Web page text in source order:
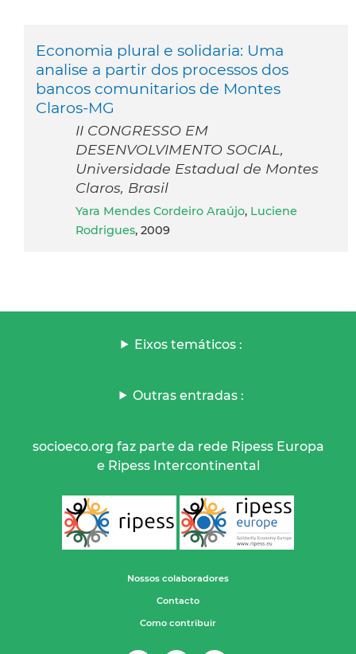
Economia plural e solidaria: Uma
analise a partir dos processos dos
bancos comunitarios de Montes
Claros-MG
II CONGRESSO EM
DESENVOLVIMENTO SOCIAL,
Universidade Estadual de Montes
Claros, Brasil
Yara Mendes Cordeiro Araújo, Luciene
Rodrigues, 2009
Eixos temáticos :
Outras entradas :
socioeco.org faz parte da rede Ripess Europa
e Ripess Intercontinental
Nossos colaboradores
Contacto
Como contribuir